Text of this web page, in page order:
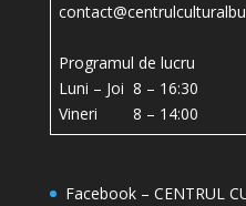
Programul de lucru
Luni – Joi 8 – 16:30
Vineri 8 – 14:00
Facebook – CENTRUL